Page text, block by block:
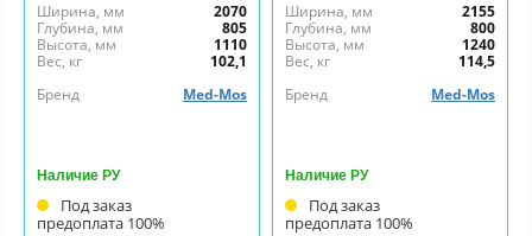
Ширина, мм
2070
Глубина, мм
805
Высота, мм
1110
Вес, кг
102,1
Бренд
Med-Mos
Наличие РУ
Под заказ
предоплата 100%
Ширина, мм
2155
Глубина, мм
800
Высота, мм
1240
Вес, кг
114,5
Бренд
Med-Mos
Наличие РУ
Под заказ
предоплата 100%